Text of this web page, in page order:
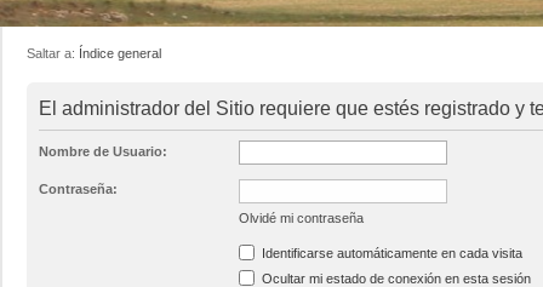
Saltar a: Índice general
El administrador del Sitio requiere que estés registrado y
Nombre de Usuario:
Contraseña:
Olvidé mi contraseña
Identificarse automáticamente en cada visita
Ocultar mi estado de conexión en esta sesión